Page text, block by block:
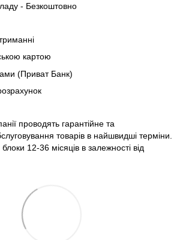
- Безкоштовно
картою
(Приват Банк)
проводять гарантійне та
товарів в найшвидші терміни.
12-36 місяців в залежності від